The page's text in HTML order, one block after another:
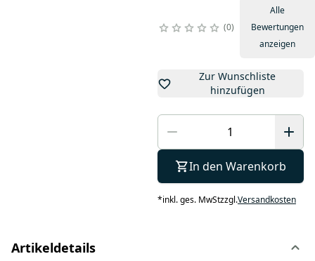
0
Alle
Bewertungen
anzeigen
Zur Wunschliste
hinzufügen
In den Warenkorb
*inkl. ges. MwStzzgl.Versandkosten
Artikeldetails